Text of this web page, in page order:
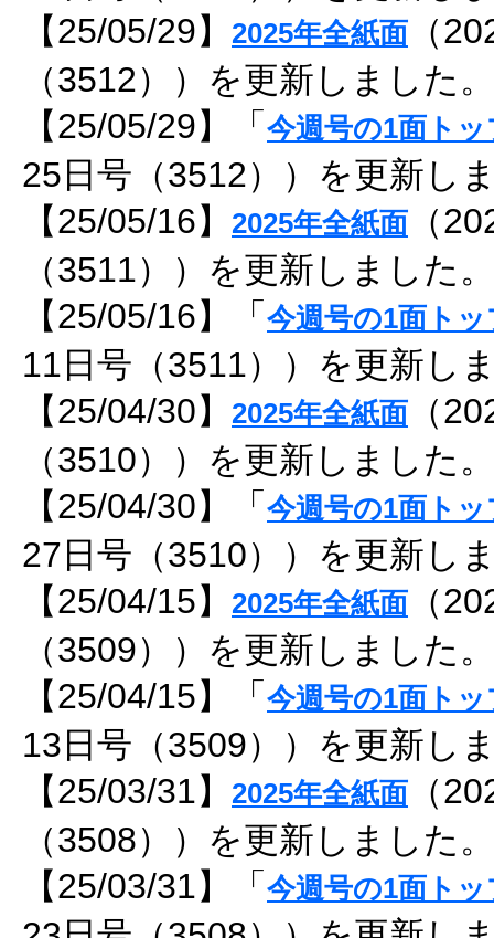
【25/05/29】 2025年全紙面 （
（3512））を更新しました。
【25/05/29】「 今週号の1面トッ
25日号（3512））を更新し
【25/05/16】 2025年全紙面 （
（3511））を更新しました。
【25/05/16】「 今週号の1面トッ
11日号（3511））を更新し
【25/04/30】 2025年全紙面 （
（3510））を更新しました。
【25/04/30】「 今週号の1面トッ
27日号（3510））を更新し
【25/04/15】 2025年全紙面 （
（3509））を更新しました。
【25/04/15】「 今週号の1面トッ
13日号（3509））を更新し
【25/03/31】 2025年全紙面 （
（3508））を更新しました。
【25/03/31】「 今週号の1面トッ